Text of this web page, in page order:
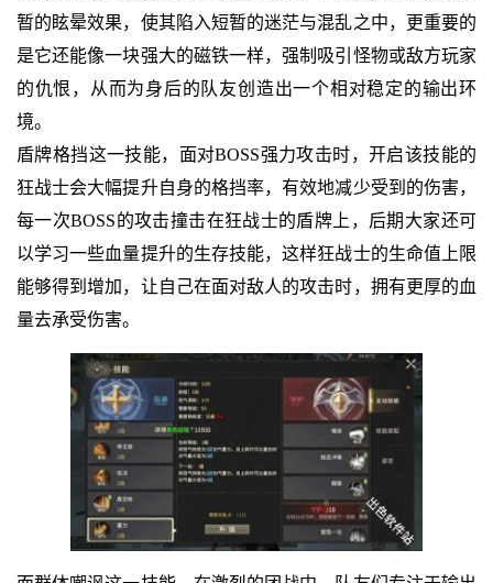
暂的眩晕效果，使其陷入短暂的迷茫与混乱之中，更重要的
是它还能像一块强大的磁铁一样，强制吸引怪物或敌方玩家
的仇恨，从而为身后的队友创造出一个相对稳定的输出环
境。
盾牌格挡这一技能，面对BOSS强力攻击时，开启该技能的
狂战士会大幅提升自身的格挡率，有效地减少受到的伤害，
每一次BOSS的攻击撞击在狂战士的盾牌上，后期大家还可
以学习一些血量提升的生存技能，这样狂战士的生命值上限
能够得到增加，让自己在面对敌人的攻击时，拥有更厚的血
量去承受伤害。